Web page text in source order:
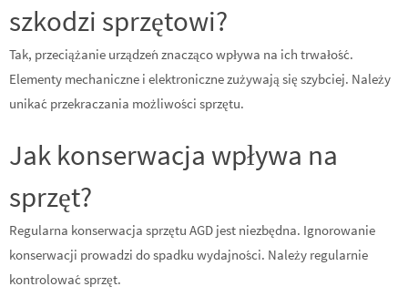
szkodzi sprzętowi?
Tak, przeciążanie urządzeń znacząco wpływa na ich trwałość.
Elementy mechaniczne i elektroniczne zużywają się szybciej. Należy
unikać przekraczania możliwości sprzętu.
Jak konserwacja wpływa na
sprzęt?
Regularna konserwacja sprzętu AGD jest niezbędna. Ignorowanie
konserwacji prowadzi do spadku wydajności. Należy regularnie
kontrolować sprzęt.